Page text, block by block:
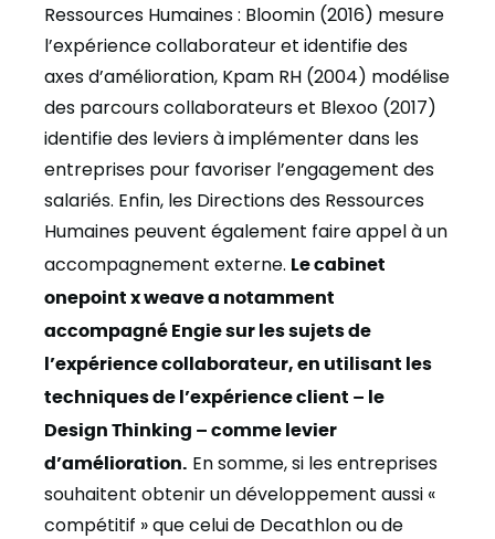
Ressources Humaines : Bloomin (2016) mesure
l’expérience collaborateur et identifie des
axes d’amélioration, Kpam RH (2004) modélise
des parcours collaborateurs et Blexoo (2017)
identifie des leviers à implémenter dans les
entreprises pour favoriser l’engagement des
salariés. Enfin, les Directions des Ressources
Humaines peuvent également faire appel à un
accompagnement externe. Le cabinet
onepoint x weavea notamment
accompagné Engie sur les sujets de
l’expérience collaborateur, en utilisant les
techniques de l’expérience client – le
Design Thinking – comme levier
d’amélioration. En somme, si les entreprises
souhaitent obtenir un développement aussi «
compétitif » que celui de Decathlon ou de